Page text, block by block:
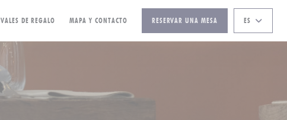
VALES DE REGALO ((ABRE EN UNA NUEVA VENTANA))
MAPA Y CONTACTO RESERVAR UNA MESA ES